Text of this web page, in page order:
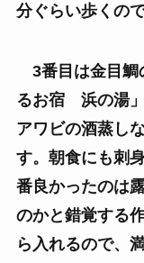
分ぐらい歩くの
3番目は金目鯛
るお宿 浜の湯
アワビの酒蒸し
す。朝食にも刺
番良かったのは
のかと錯覚する
ら入れるので、